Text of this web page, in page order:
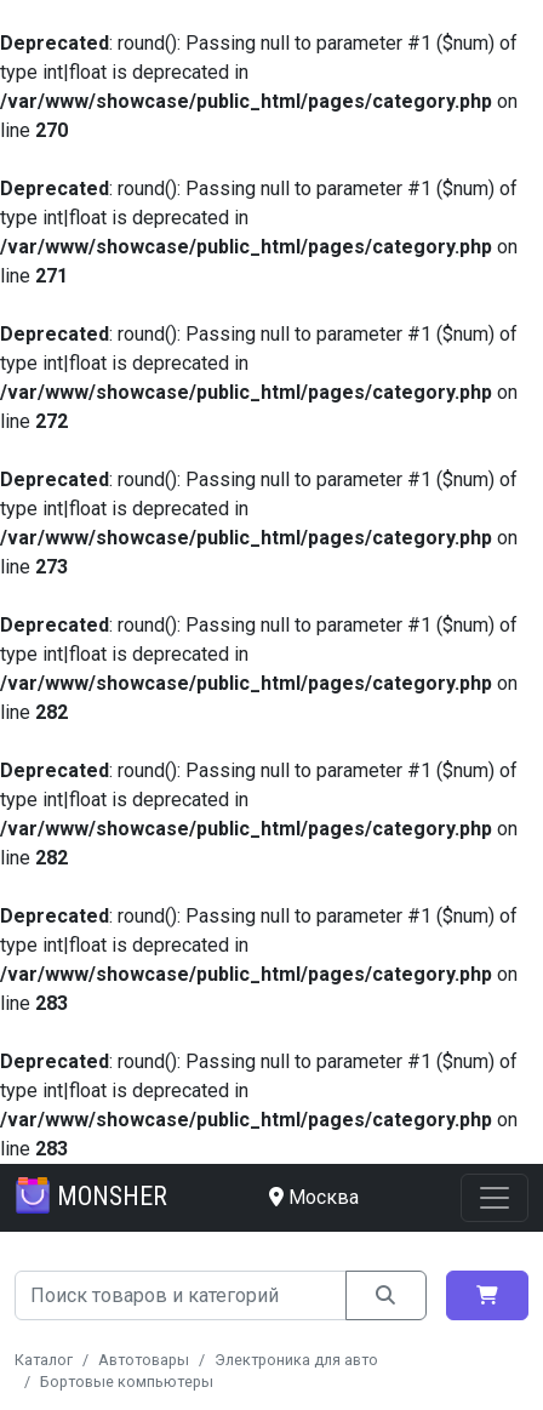
Deprecated: round(): Passing null to parameter #1 ($num) of
type int|float is deprecated in
/var/www/showcase/public_html/pages/category.php on
line 270
Deprecated: round(): Passing null to parameter #1 ($num) of
type int|float is deprecated in
/var/www/showcase/public_html/pages/category.php on
line 271
Deprecated: round(): Passing null to parameter #1 ($num) of
type int|float is deprecated in
/var/www/showcase/public_html/pages/category.php on
line 272
Deprecated: round(): Passing null to parameter #1 ($num) of
type int|float is deprecated in
/var/www/showcase/public_html/pages/category.php on
line 273
Deprecated: round(): Passing null to parameter #1 ($num) of
type int|float is deprecated in
/var/www/showcase/public_html/pages/category.php on
line 282
Deprecated: round(): Passing null to parameter #1 ($num) of
type int|float is deprecated in
/var/www/showcase/public_html/pages/category.php on
line 282
Deprecated: round(): Passing null to parameter #1 ($num) of
type int|float is deprecated in
/var/www/showcase/public_html/pages/category.php on
line 283
Deprecated: round(): Passing null to parameter #1 ($num) of
type int|float is deprecated in
/var/www/showcase/public_html/pages/category.php on
line 283
MONSHER Москва
Каталог Автотовары
Электроника для авто
Бортовые компьютеры